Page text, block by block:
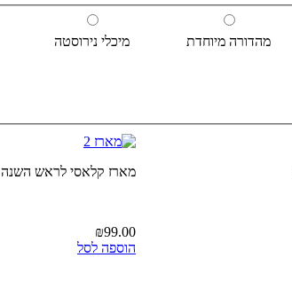
מהדורה מיוחדת מיכלי נירוסטה
מארז קלאסי לראש השנה
₪99.00
הוספה לסל